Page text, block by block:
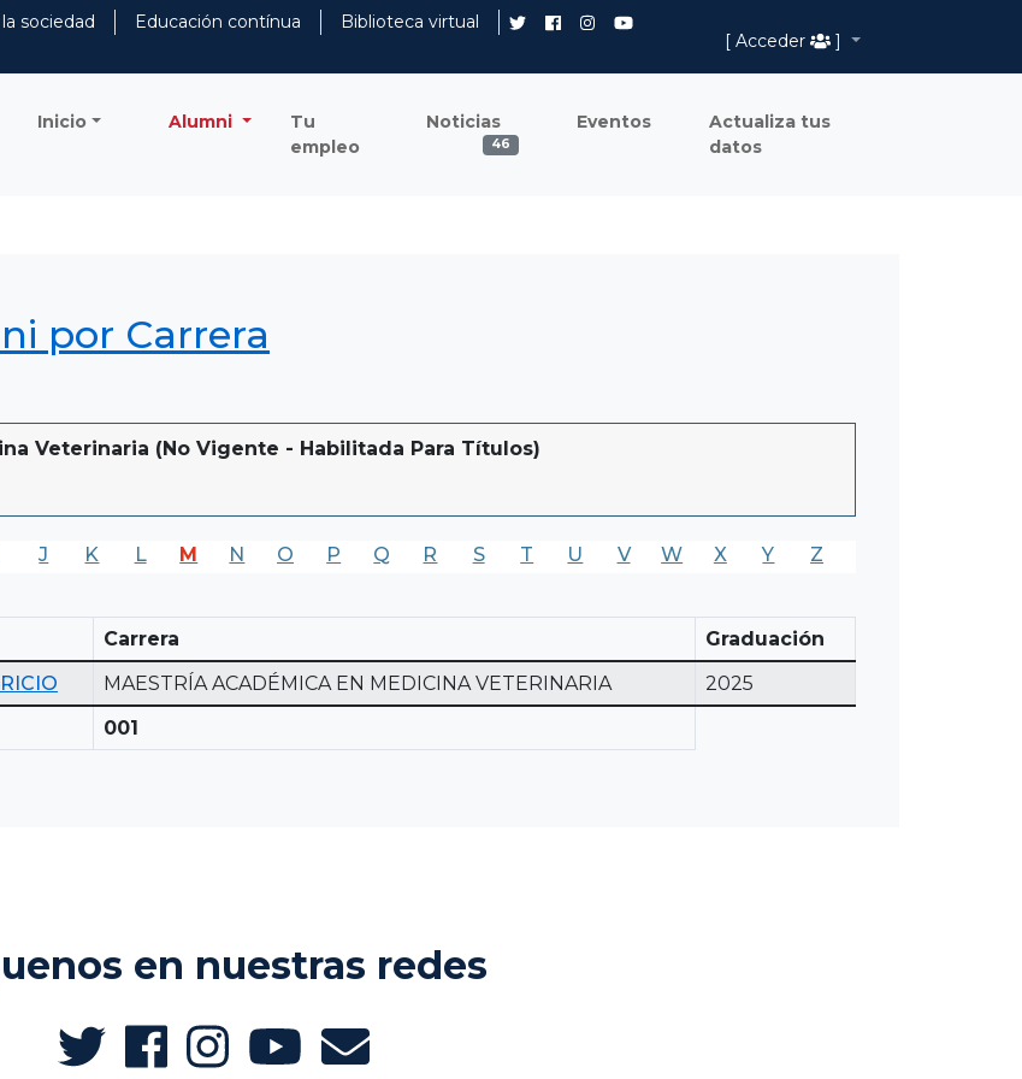
sociedad Educación contínua
Biblioteca virtual
[ Acceder
]
Inicio Alumni
Tu
empleo
Noticias
46
Eventos
Actualiza tus
datos
por Carrera
Veterinaria (No Vigente - Habilitada Para Títulos)
J K L M N O P Q R S T U V W X Y Z
Carrera
Graduación
MAESTRÍA ACADÉMICA EN MEDICINA VETERINARIA
2025
001
en nuestras redes